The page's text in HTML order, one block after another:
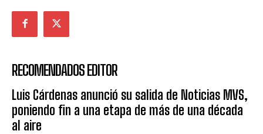
RECOMENDADOS EDITOR
Luis Cárdenas anunció su salida de Noticias MVS,
poniendo fin a una etapa de más de una década
al aire